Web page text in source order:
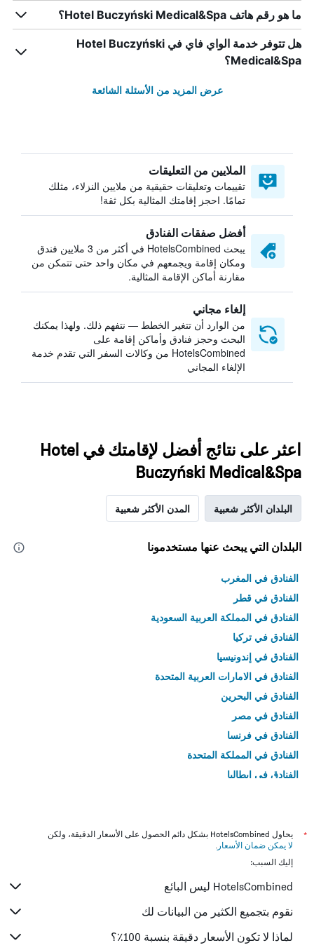
ما هو رقم هاتف Hotel Buczyński Medical&Spa؟
هل تتوفر خدمة الواي فاي في Hotel Buczyński
Medical&Spa؟
عرض المزيد من الأسئلة الشائعة
الملايين من التعليقات
تقييمات وتعليقات حقيقية من ملايين النزلاء، مثلك
تمامًا. احجز إقامتك المثالية بكل ثقة!
أفضل صفقات الفنادق
يبحث HotelsCombined في أكثر من 3 ملايين فندق
ومكان إقامة ويجمعهم في مكان واحد حتى تتمكن من
مقارنة أماكن الإقامة المثالية.
إلغاء مجاني
من الوارد أن تتغير الخطط — نتفهم ذلك. ولهذا يمكنك
البحث وحجز فنادق وأماكن إقامة على
HotelsCombined من وكالات السفر التي تقدم خدمة
الإلغاء المجاني
اعثر على نتائج أفضل لإقامتك في Hotel
Buczyński Medical&Spa
البلدان الأكثر شعبية المدن الأكثر شعبية
البلدان التي يبحث عنها مستخدمونا
الفنادق في المغرب
الفنادق في قطر
الفنادق في المملكة العربية السعودية
الفنادق في تركيا
الفنادق في إندونيسيا
الفنادق في الامارات العربية المتحدة
الفنادق في البحرين
الفنادق في مصر
الفنادق في فرنسا
الفنادق في المملكة المتحدة
الفنادق في إيطاليا
*
يحاول HotelsCombined بشكل دائم الحصول على الأسعار الدقيقة، ولكن
لا يمكن ضمان الأسعار .
إليك السبب:
HotelsCombined ليس البائع
نقوم بتجميع الكثير من البيانات لك
لماذا لا تكون الأسعار دقيقة بنسبة 100٪؟